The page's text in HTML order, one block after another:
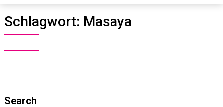
Schlagwort: Masaya
Search